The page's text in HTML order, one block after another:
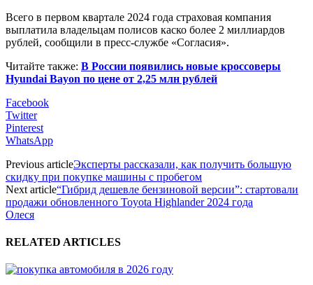
Всего в первом квартале 2024 года страховая компания
выплатила владельцам полисов каско более 2 миллиардов
рублей, сообщили в пресс-службе «Согласия».
Читайте также: В России появились новые кроссоверы
Hyundai Bayon по цене от 2,25 млн рублей
Facebook
Twitter
Pinterest
WhatsApp
Previous articleЭксперты рассказали, как получить большую
скидку при покупке машины с пробегом
Next article“Гибрид дешевле бензиновой версии”: стартовали
продажи обновленного Toyota Highlander 2024 года
Олеся
RELATED ARTICLES